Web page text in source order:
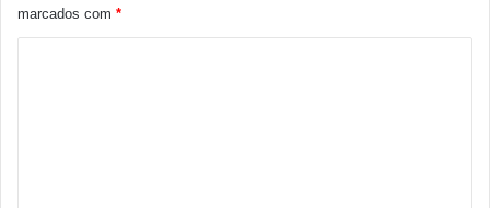
marcados com *